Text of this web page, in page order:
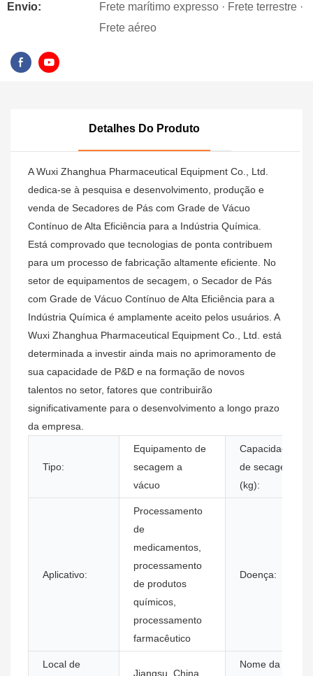
Envio:
Frete marítimo expresso · Frete terrestre ·
Frete aéreo
Detalhes Do Produto
A Wuxi Zhanghua Pharmaceutical Equipment Co., Ltd.
dedica-se à pesquisa e desenvolvimento, produção e
venda de Secadores de Pás com Grade de Vácuo
Contínuo de Alta Eficiência para a Indústria Química.
Está comprovado que tecnologias de ponta contribuem
para um processo de fabricação altamente eficiente. No
setor de equipamentos de secagem, o Secador de Pás
com Grade de Vácuo Contínuo de Alta Eficiência para a
Indústria Química é amplamente aceito pelos usuários. A
Wuxi Zhanghua Pharmaceutical Equipment Co., Ltd. está
determinada a investir ainda mais no aprimoramento de
sua capacidade de P&D e na formação de novos
talentos no setor, fatores que contribuirão
significativamente para o desenvolvimento a longo prazo
da empresa.
Tipo:
Equipamento de
secagem a
vácuo
Capacidade
de secagem
(kg):
Aplicativo:
Processamento
de
medicamentos,
processamento
de produtos
químicos,
processamento
farmacêutico
Doença:
Local de
Jiangsu, China
Nome da